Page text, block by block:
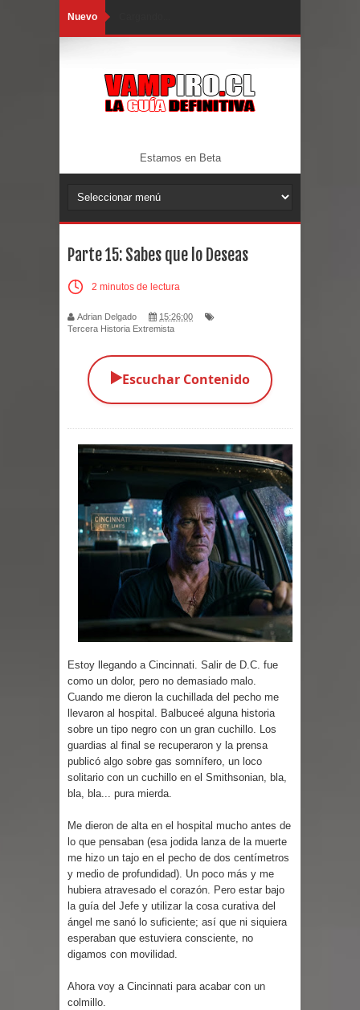
Nuevo
Estamos en Beta
Parte 15: Sabes que lo Deseas
2 minutos de lectura
Adrian Delgado
15:26:00
Tercera Historia Extremista
▶️Escuchar Contenido
Estoy llegando a Cincinnati. Salir de D.C. fue
como un dolor, pero no demasiado malo.
Cuando me dieron la cuchillada del pecho me
llevaron al hospital. Balbuceé alguna historia
sobre un tipo negro con un gran cuchillo. Los
guardias al final se recuperaron y la prensa
publicó algo sobre gas somnífero, un loco
solitario con un cuchillo en el Smithsonian, bla,
bla, bla... pura mierda.
Me dieron de alta en el hospital mucho antes de
lo que pensaban (esa jodida lanza de la muerte
me hizo un tajo en el pecho de dos centímetros
y medio de profundidad). Un poco más y me
hubiera atravesado el corazón. Pero estar bajo
la guía del Jefe y utilizar la cosa curativa del
ángel me sanó lo suficiente; así que ni siquiera
esperaban que estuviera consciente, no
digamos con movilidad.
Ahora voy a Cincinnati para acabar con un
colmillo.